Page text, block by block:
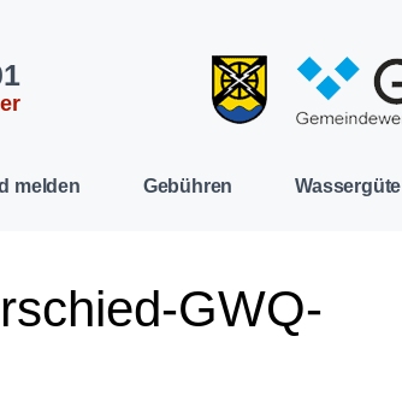
melden Gebühren Wassergüte
GWQ-